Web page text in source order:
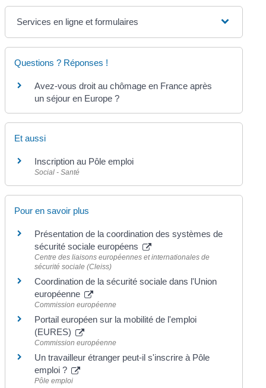
Services en ligne et formulaires
Questions ? Réponses !
Avez-vous droit au chômage en France après
un séjour en Europe ?
Et aussi
Inscription au Pôle emploi
Social - Santé
Pour en savoir plus
Présentation de la coordination des systèmes de
sécurité sociale européens
Centre des liaisons européennes et internationales de
sécurité sociale (Cleiss)
Coordination de la sécurité sociale dans l'Union
européenne
Commission européenne
Portail européen sur la mobilité de l'emploi
(EURES)
Commission européenne
Un travailleur étranger peut-il s'inscrire à Pôle
emploi ?
Pôle emploi